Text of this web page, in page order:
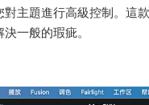
主題進行高級控制。這
一般的瑕疵。